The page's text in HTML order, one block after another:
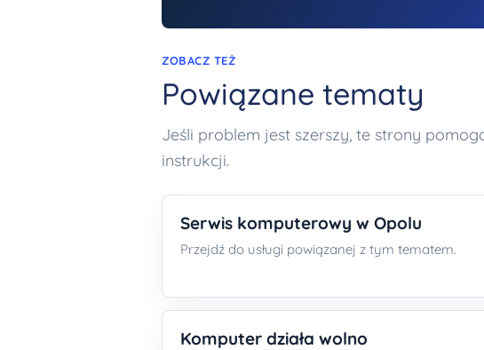
ZOBACZ TEŻ
Powiązane tematy
Jeśli problem jest szerszy, te strony
instrukcji.
Serwis komputerowy w Opolu
Przejdź do usługi powiązanej z tym tematem.
Komputer działa wolno